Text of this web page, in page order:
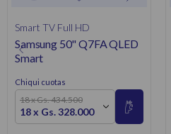
Smart TV Full HD
Samsung 50" Q7FA QLED
Smart
Chiqui cuotas
18 x Gs. 434.500
18 x Gs. 328.000